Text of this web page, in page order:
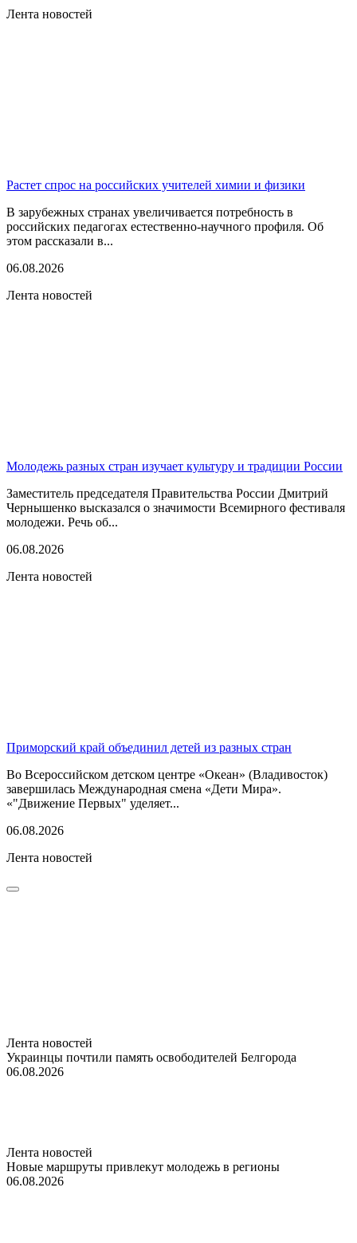
Лента новостей
Растет спрос на российских учителей химии и физики
В зарубежных странах увеличивается потребность в
российских педагогах естественно-научного профиля. Об
этом рассказали в...
06.08.2026
Лента новостей
Молодежь разных стран изучает культуру и традиции России
Заместитель председателя Правительства России Дмитрий
Чернышенко высказался о значимости Всемирного фестиваля
молодежи. Речь об...
06.08.2026
Лента новостей
Приморский край объединил детей из разных стран
Во Всероссийском детском центре «Океан» (Владивосток)
завершилась Международная смена «Дети Мира».
«"Движение Первых" уделяет...
06.08.2026
Лента новостей
Лента новостей
Украинцы почтили память освободителей Белгорода
06.08.2026
Лента новостей
Новые маршруты привлекут молодежь в регионы
06.08.2026